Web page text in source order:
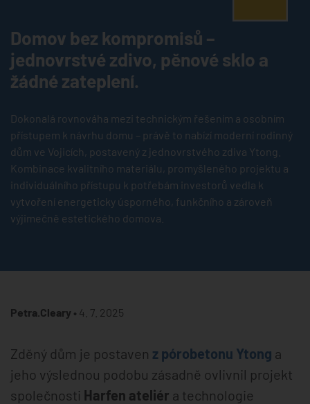
Domov bez kompromisů –
jednovrstvé zdivo, pěnové sklo a
žádné zateplení.
Dokonalá rovnováha mezi technickým řešením a osobním
přístupem k návrhu domu – právě to nabízí moderní rodinný
dům ve Vojicích, postavený z jednovrstvého zdiva Ytong.
Kombinace kvalitního materiálu, promyšleného projektu a
individuálního přístupu k potřebám investorů vedla k
vytvoření energeticky úsporného, funkčního a zároveň
výjimečně estetického domova.
Petra.Cleary • 4. 7. 2025
Zděný dům je postaven z pórobetonu Ytong a
jeho výslednou podobu zásadně ovlivnil projekt
společnosti Harfen ateliér a technologie